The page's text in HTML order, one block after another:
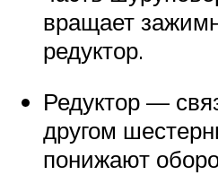
вращает
редуктор.
Редуктор —
другом
понижают